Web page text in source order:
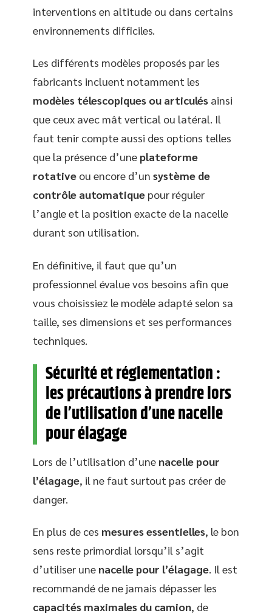
interventions en altitude ou dans certains
environnements difficiles.
Les différents modèles proposés par les
fabricants incluent notamment les
modèles télescopiques ou articulés ainsi
que ceux avec mât vertical ou latéral. Il
faut tenir compte aussi des options telles
que la présence d’une plateforme
rotative ou encore d’un système de
contrôle automatique pour réguler
l’angle et la position exacte de la nacelle
durant son utilisation.
En définitive, il faut que qu’un
professionnel évalue vos besoins afin que
vous choisissiez le modèle adapté selon sa
taille, ses dimensions et ses performances
techniques.
Sécurité et réglementation :
les précautions à prendre lors
de l’utilisation d’une nacelle
pour élagage
Lors de l’utilisation d’une nacelle pour
l’élagage, il ne faut surtout pas créer de
danger.
En plus de ces mesures essentielles, le bon
sens reste primordial lorsqu’il s’agit
d’utiliser une nacelle pour l’élagage. Il est
recommandé de ne jamais dépasser les
capacités maximales du camion, de